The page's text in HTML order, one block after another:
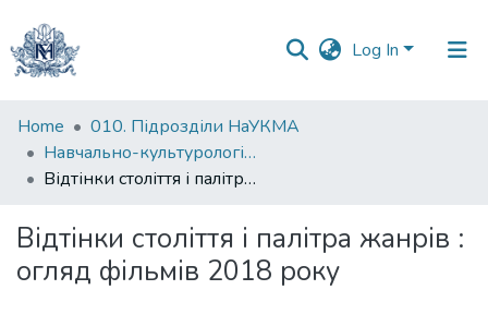
Log In
Communities
&
Collections
Statistics
Home
010. Підрозділи НаУКМА
Навчально-культурологічна лабораторія
Відтінки століття і палітра жанрів : огляд фільмів 2018 року
Відтінки століття і палітра жанрів :
огляд фільмів 2018 року